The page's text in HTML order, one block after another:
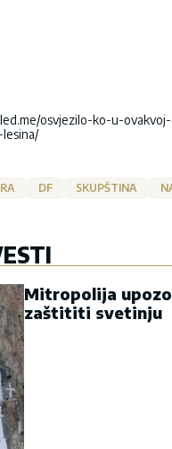
osvjezilo-ko-u-
DF SKUPŠTINA
Mitropolija
zaštititi svetinju